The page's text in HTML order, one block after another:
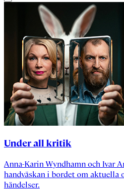
Under all kritik
Anna-Karin Wyndhamn och Ivar
handväskan i bordet om aktuella
händelser.